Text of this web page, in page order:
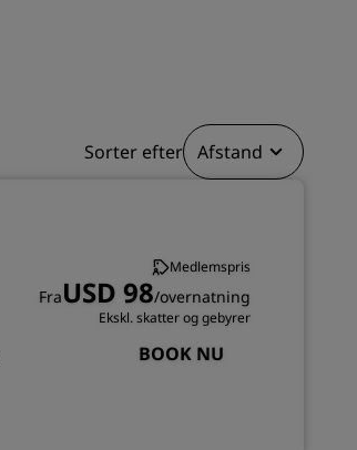
Sorter efter Afstand
Medlemspris
FraUSD 98/overnatning
Ekskl. skatter og gebyrer
BOOK NU